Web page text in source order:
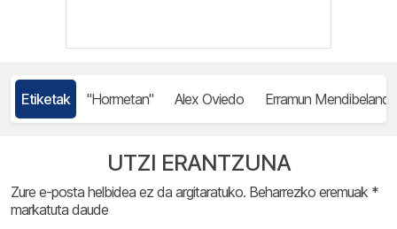
Etiketak "Hormetan" Alex Oviedo Erramun Mendibelanda
UTZI ERANTZUNA
Zure e-posta helbidea ez da argitaratuko. Beharrezko eremuak *
markatuta daude